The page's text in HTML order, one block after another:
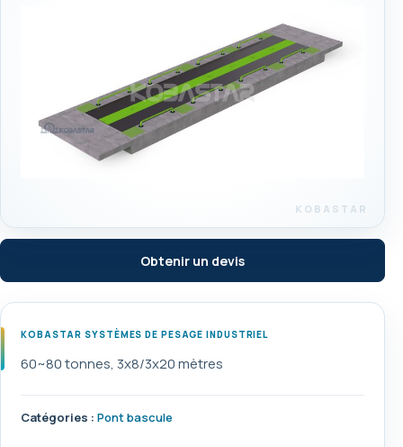
Obtenir un devis
KOBASTAR SYSTÈMES DE PESAGE INDUSTRIEL
60~80 tonnes, 3x8/3x20 mètres
Catégories : Pont bascule